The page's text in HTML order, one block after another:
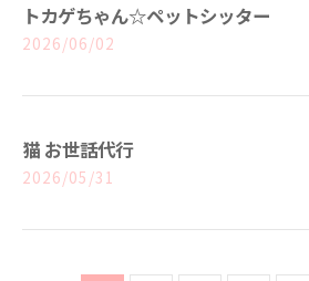
トカゲちゃん☆ペットシッター
2026/06/02
猫 お世話代行
2026/05/31